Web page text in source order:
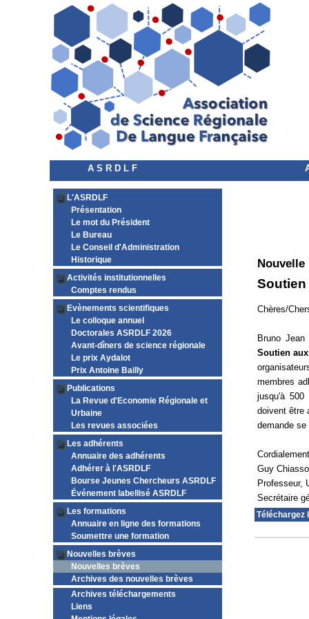
A S R D L F
L'ASRDLF
Présentation
Le mot du Président
Le Bureau
Le Conseil d'Administration
Historique
Activités institutionnelles
Comptes rendus
Evènements scientifiques
Le colloque annuel
Doctorales ASRDLF 2026
Avant-dîners de science régionale
Le prix Aydalot
Prix Antoine Bailly
Publications
La Revue d'Economie Régionale et
Urbaine
Les revues associées
Les adhérents
Annuaire des adhérents
Adhérer à l'ASRDLF
Bourse Jeunes Chercheurs ASRDLF
Événement labellisé ASRDLF
Les formations
Annuaire en ligne des formations
Soumettre une formation
Nouvelles brèves
Nouvelles brèves
Archives des nouvelles brèves
Archives téléchargements
Liens
Nouvelle
Chères/
Bruno
Soutien
membres
jusqu'à
doivent être
demande
Cordialement
Guy
Professeur,
Secrétaire
Téléchargez